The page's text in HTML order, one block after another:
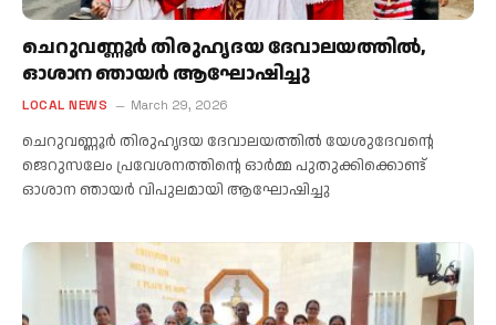
ചെറുവണ്ണൂർ തിരുഹൃദയ ദേവാലയത്തിൽ,
ഓശാന ഞായർ ആഘോഷിച്ചു
LOCAL NEWS March 29, 2026
ചെറുവണ്ണൂർ തിരുഹൃദയ ദേവാലയത്തിൽ യേശുദേവന്റെ
ജെറുസലേം പ്രവേശനത്തിന്റെ ഓർമ്മ പുതുക്കിക്കൊണ്ട്
ഓശാന ഞായർ വിപുലമായി ആഘോഷിച്ചു